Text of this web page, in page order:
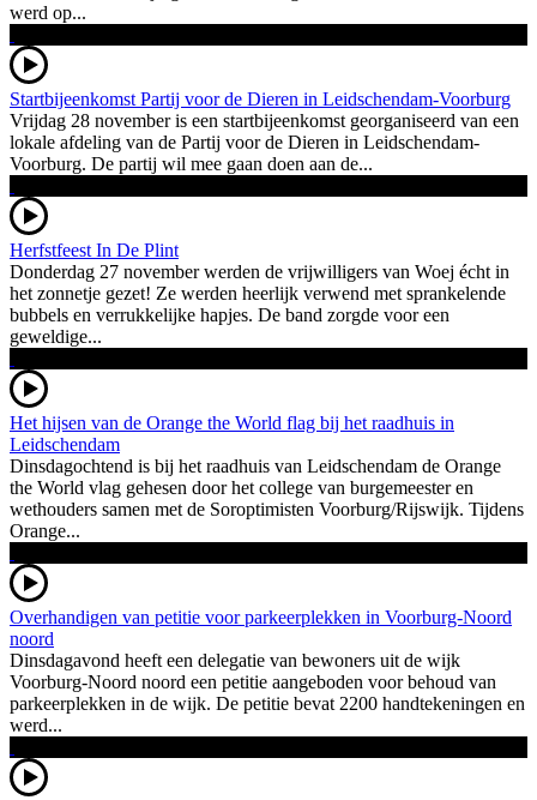
werd op...
Startbijeenkomst Partij voor de Dieren in Leidschendam-Voorburg
Vrijdag 28 november is een startbijeenkomst georganiseerd van een
lokale afdeling van de Partij voor de Dieren in Leidschendam-
Voorburg. De partij wil mee gaan doen aan de...
Herfstfeest In De Plint
Donderdag 27 november werden de vrijwilligers van Woej écht in
het zonnetje gezet! Ze werden heerlijk verwend met sprankelende
bubbels en verrukkelijke hapjes. De band zorgde voor een
geweldige...
Het hijsen van de Orange the World flag bij het raadhuis in
Leidschendam
Dinsdagochtend is bij het raadhuis van Leidschendam de Orange
the World vlag gehesen door het college van burgemeester en
wethouders samen met de Soroptimisten Voorburg/Rijswijk. Tijdens
Orange...
Overhandigen van petitie voor parkeerplekken in Voorburg-Noord
noord
Dinsdagavond heeft een delegatie van bewoners uit de wijk
Voorburg-Noord noord een petitie aangeboden voor behoud van
parkeerplekken in de wijk. De petitie bevat 2200 handtekeningen en
werd...